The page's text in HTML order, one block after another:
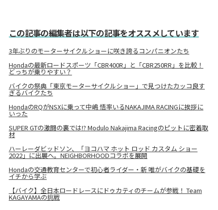
この記事の編集者は以下の記事をオススメしています
3年ぶりのモーターサイクルショーに咲き誇るコンパニオンたち
Hondaの最新ロードスポーツ「CBR400R」と「CBR250RR」を比較！
どっちが乗りやすい？
バイクの祭典「東京モーターサイクルショー」で見つけたカッコ良す
ぎるバイクたち
HondaのRQがNSXに乗って中嶋 悟率いるNAKAJIMA RACINGに挨拶に
いった
SUPER GTの激闘の裏では!? Modulo Nakajima Racingのピットに密着取
材
ハーレーダビッドソン、「ヨコハマ ホット ロッド カスタム ショー
2022」に出展へ。NEIGHBORHOODコラボを展開
Hondaの交通教育センターで初心者ライダー・新 唯がバイクの基礎を
イチから学ぶ
【バイク】全日本ロードレースにドゥカティのチームが参戦！ Team
KAGAYAMAの挑戦